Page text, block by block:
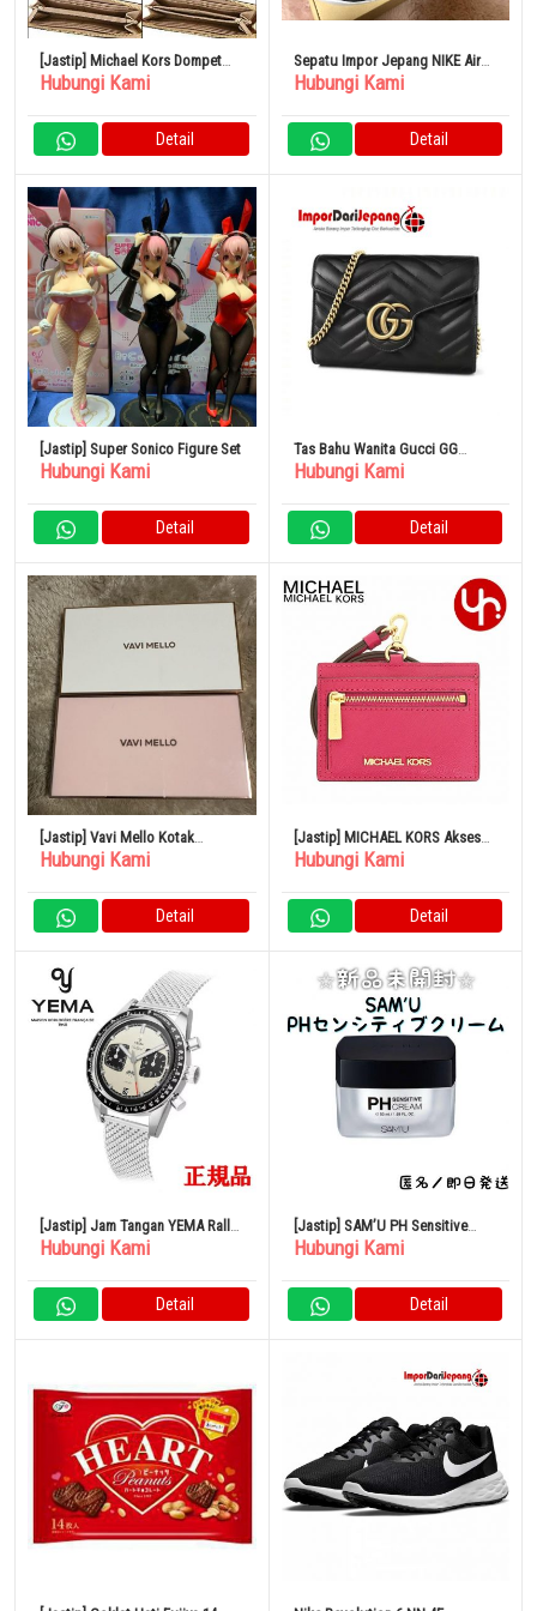
[Jastip] Michael Kors Dompet
Panjang 35H8GTVZ3L-bisk
Hubungi Kami
Detail
Sepatu Impor Jepang NIKE Air
Lift 26Cm
Hubungi Kami
Detail
[Jastip] Super Sonico Figure Set
Hubungi Kami
Detail
Tas Bahu Wanita Gucci GG
Marmont Hitam 474575 DTD1T
Hubungi Kami
Detail
[Jastip] Vavi Mello Kotak
Valentine Eyeshadow Babimero
Hubungi Kami
Detail
[Jastip] MICHAEL KORS Aksesori
Casing Kartu 35S3GTVD3L
Hubungi Kami
Detail
[Jastip] Jam Tangan YEMA Rally
Graph Panda Asli YMHF1580-BM
Hubungi Kami
Detail
[Jastip] SAM’U PH Sensitive
Cream Set isi 2 Baru
Hubungi Kami
Detail